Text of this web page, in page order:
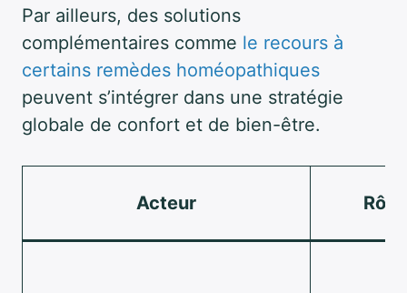
Par ailleurs, des solutions
complémentaires comme le recours à
certains remèdes homéopathiques
peuvent s’intégrer dans une stratégie
globale de confort et de bien-être.
Acteur